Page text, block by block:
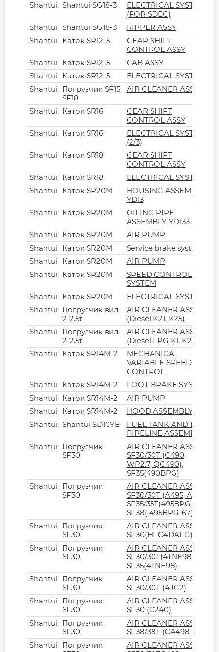
Shantui Shantui SG18-3
ELECTRICAL SYSTEM
(FOR SDEC)
Shantui Shantui SG18-3
RIPPER ASSY
Shantui Каток SR12-5
GEAR SHIFT
CONTROL ASSY
Shantui Каток SR12-5
CAB ASSY
Shantui Каток SR12-5
ELECTRICAL SYSTEM
Shantui Погрузчик SF15,
SF18
AIR CLEANER ASSY
Shantui Каток SR16
GEAR SHIFT
CONTROL ASSY
Shantui Каток SR16
ELECTRICAL SYSTEM
(2/3)
Shantui Каток SR18
GEAR SHIFT
CONTROL ASSY
Shantui Каток SR18
ELECTRICAL SYSTEM
Shantui Каток SR20M
HOUSING ASSEMBLY
YD13
Shantui Каток SR20M
OILING PIPE
ASSEMBLY YD133
Shantui Каток SR20M
AIR PUMP
Shantui Каток SR20M
Service brake system
Shantui Каток SR20M
AIR PUMP
Shantui Каток SR20M
SPEED CONTROL
SYSTEM
Shantui Каток SR20M
ELECTRICAL SYSTEM
Shantui Погрузчик вил.
2-2.5t
AIR CLEANER ASSY
(Diesel K21, K25)
Shantui Погрузчик вил.
2-2.5t
AIR CLEANER ASSY
(Diesel LPG K1, K25)
Shantui Каток SR14M-2
MECHANICAL
VARIABLE SPEED
CONTROL
Shantui Каток SR14M-2
FOOT BRAKE SYSTEM
Shantui Каток SR14M-2
AIR PUMP
Shantui Каток SR14M-2
HOOD ASSEMBLY
Shantui Shantui SD10YE
FUEL TANK AND ITS
PIPELINE ASSEMBLY
Shantui Погрузчик
SF30
AIR CLEANER ASSY S-
SF30/30T (C490,
WP2.7, QC490),
SF35(490BPG)
Shantui Погрузчик
SF30
AIR CLEANER ASSY S-
SF30/30T (A495, A498),
SF35/35T(495BPG-67),
SF38( 495BPG-67)
Shantui Погрузчик
SF30
AIR CLEANER ASSY I-
SF30(HFC4DA1-G)
Shantui Погрузчик
SF30
AIR CLEANER ASSY
SF30/30T(4TNE98),
SF35(4TNE98)
Shantui Погрузчик
SF30
AIR CLEANER ASSY I-
SF30/30T (4JG2)
Shantui Погрузчик
SF30
AIR CLEANER ASSY S-
SF30 (C240)
Shantui Погрузчик
SF30
AIR CLEANER ASSY
SF38/38T (CA498-97)
Shantui Погрузчик
AIR CLEANER ASSY